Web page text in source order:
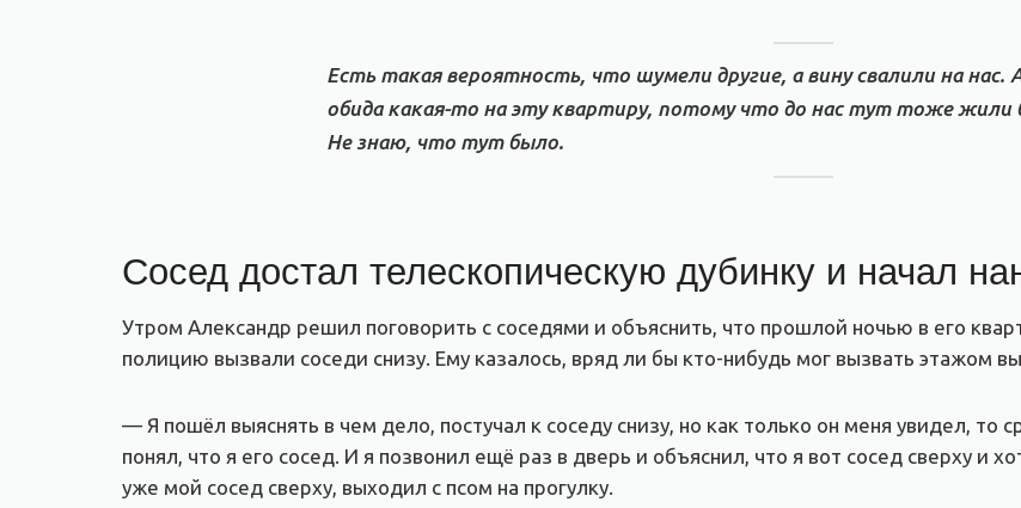
Есть такая вероятность, что шумели другие, а вину свалили на нас.
обида какая-то на эту квартиру, потому что до нас тут тоже жили
Не знаю, что тут было.
Сосед достал телескопическую дубинку и начал
Утром Александр решил поговорить с соседями и объяснить, что прошлой ночью в его
полицию вызвали соседи снизу. Ему казалось, вряд ли бы кто-нибудь мог вызвать этажом
— Я пошёл выяснять в чем дело, постучал к соседу снизу, но как только он меня увидел, то
понял, что я его сосед. И я позвонил ещё раз в дверь и объяснил, что я вот сосед сверху и
уже мой сосед сверху, выходил с псом на прогулку.